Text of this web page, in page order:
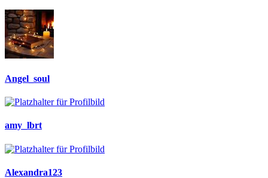
Angel_soul
amy_lbrt
Alexandra123